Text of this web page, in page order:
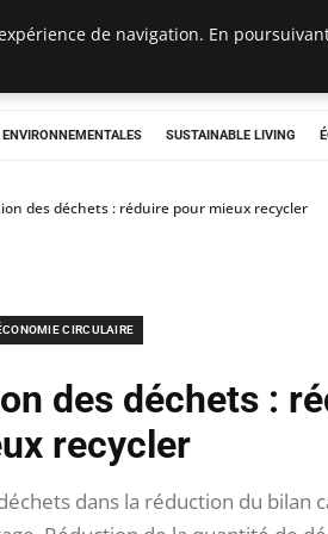
SUSTAINABLE LIVING
des déchets : réduire pour mieux recycler
CIRCULAIRE
des déchets :
recycler
dans la réduction du bilan
de navigation. En